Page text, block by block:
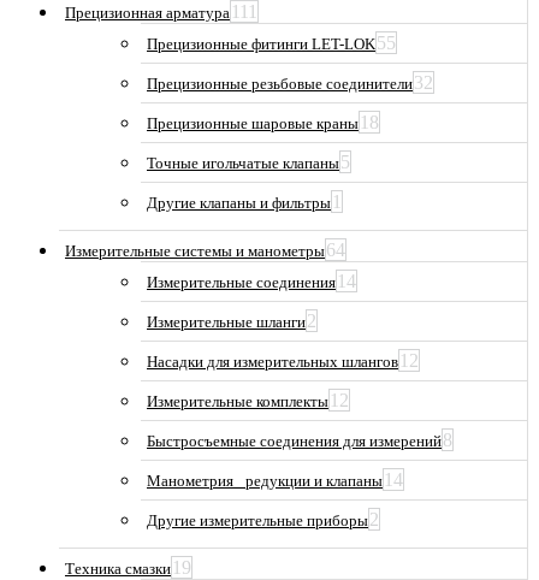
Прецизионная арматура 111
Прецизионные фитинги LET-LOK55
Прецизионные резьбовые соединители32
Прецизионные шаровые краны 18
Точные игольчатые клапаны5
Другие клапаны и фильтры 1
Измерительные системы и манометры64
Измерительные соединения 14
Измерительные шланги2
Насадки для измерительных шлангов 12
Измерительные комплекты 12
Быстросъемные соединения для измерений8
Манометрия_ редукции и клапаны 14
Другие измерительные приборы2
Техника смазки 19